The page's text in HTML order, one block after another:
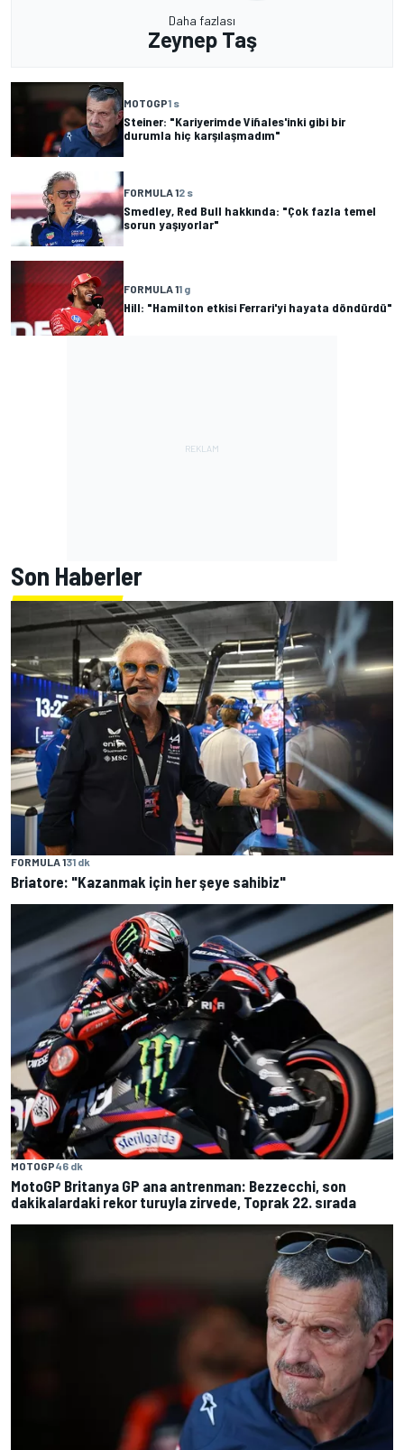
Daha fazlası
Zeynep Taş
MOTOGP1 s
Steiner: "Kariyerimde Viñales'inki gibi bir
durumla hiç karşılaşmadım"
FORMULA 12 s
Smedley, Red Bull hakkında: "Çok fazla temel
sorun yaşıyorlar"
FORMULA 11 g
Hill: "Hamilton etkisi Ferrari'yi hayata döndürdü"
Son Haberler
FORMULA 131 dk
Briatore: "Kazanmak için her şeye sahibiz"
MOTOGP46 dk
MotoGP Britanya GP ana antrenman: Bezzecchi, son
dakikalardaki rekor turuyla zirvede, Toprak 22. sırada